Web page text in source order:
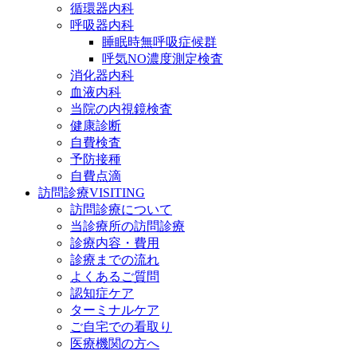
循環器内科
呼吸器内科
睡眠時無呼吸症候群
呼気NO濃度測定検査
消化器内科
血液内科
当院の内視鏡検査
健康診断
自費検査
予防接種
自費点滴
訪問診療VISITING
訪問診療について
当診療所の訪問診療
診療内容・費用
診療までの流れ
よくあるご質問
認知症ケア
ターミナルケア
ご自宅での看取り
医療機関の方へ